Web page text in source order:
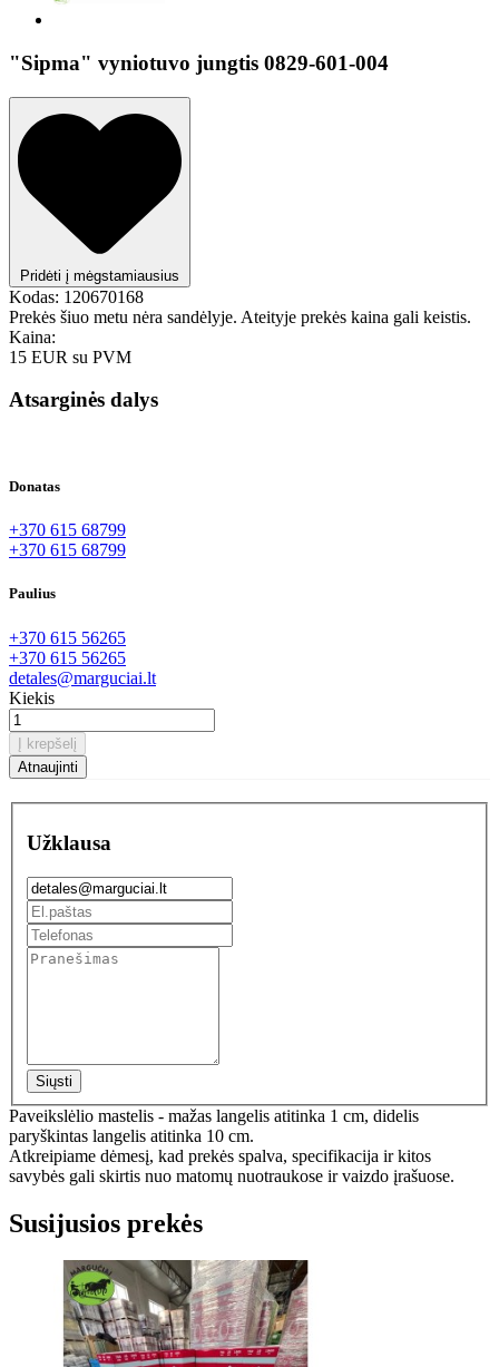
"Sipma" vyniotuvo jungtis 0829-601-004
Pridėti į mėgstamiausius
Kodas: 120670168
Prekės šiuo metu nėra sandėlyje. Ateityje prekės kaina gali keistis.
Kaina:
15 EUR su PVM
Atsarginės dalys
Donatas
+370 615 68799
+370 615 68799
Paulius
+370 615 56265
+370 615 56265
detales@marguciai.lt
Kiekis
Į krepšelį
Užklausa
Siųsti
Paveikslėlio mastelis - mažas langelis atitinka 1 cm, didelis
paryškintas langelis atitinka 10 cm.
Atkreipiame dėmesį, kad prekės spalva, specifikacija ir kitos
savybės gali skirtis nuo matomų nuotraukose ir vaizdo įrašuose.
Susijusios prekės